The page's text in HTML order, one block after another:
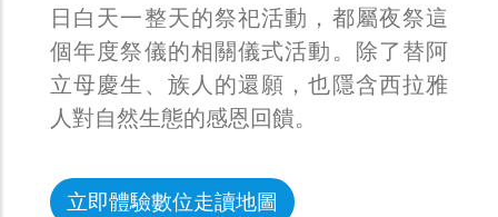
日白天一整天的祭祀活動，都屬夜祭這
個年度祭儀的相關儀式活動。除了替阿
立母慶生、族人的還願，也隱含西拉雅
人對自然生態的感恩回饋。
立即體驗數位走讀地圖